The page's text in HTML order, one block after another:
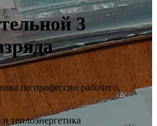
3
по профессии рабочего,
теплоэнергетика